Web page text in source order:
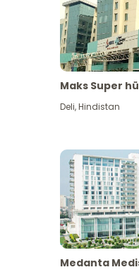
Maks Super
Deli,Hindistan
Medanta